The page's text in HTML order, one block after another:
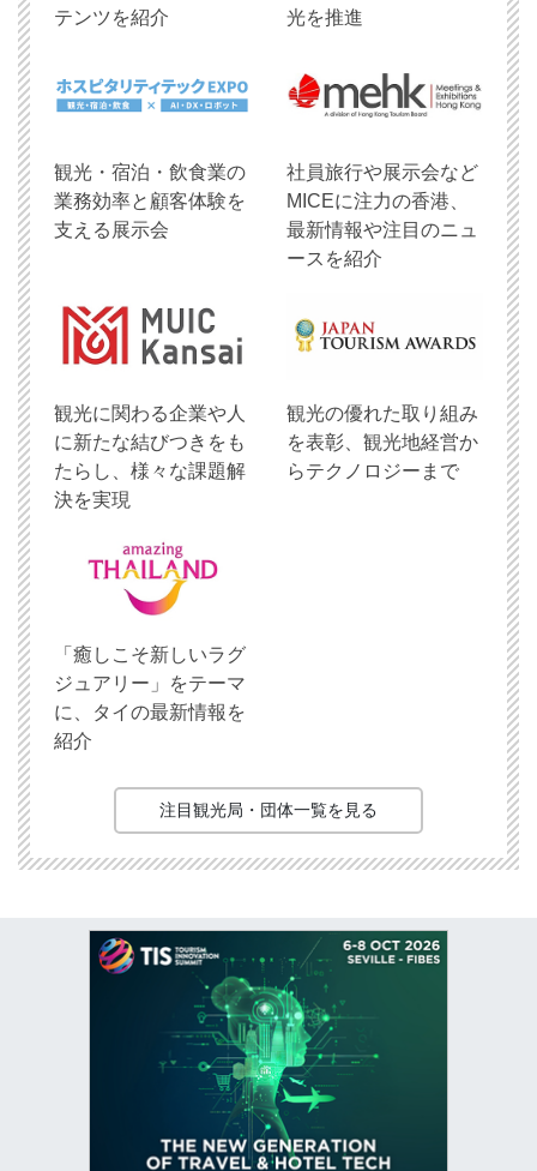
テンツを紹介
光を推進
観光・宿泊・飲食業の
業務効率と顧客体験を
支える展示会
社員旅行や展示会など
MICEに注力の香港、
最新情報や注目のニュ
ースを紹介
観光に関わる企業や人
に新たな結びつきをも
たらし、様々な課題解
決を実現
観光の優れた取り組み
を表彰、観光地経営か
らテクノロジーまで
「癒しこそ新しいラグ
ジュアリー」をテーマ
に、タイの最新情報を
紹介
注目観光局・団体一覧を見る